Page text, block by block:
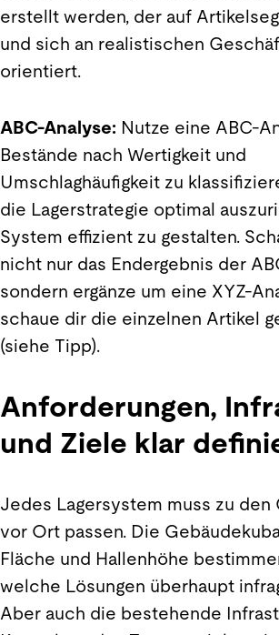
erstellt werden, der auf
und sich an realistischen
orientiert.
ABC-Analyse: Nutze eine ABC-
Bestände nach Wertigkeit und
Umschlaghäufigkeit zu
die Lagerstrategie optimal
System effizient zu gestalten.
nicht nur das Endergebnis der
sondern ergänze um eine XYZ-
schaue dir die einzelnen Artikel
(siehe Tipp).
Anforderungen,
und Ziele klar
Jedes Lagersystem muss zu den
vor Ort passen. Die
Fläche und Hallenhöhe
welche Lösungen überhaupt
Aber auch die bestehende